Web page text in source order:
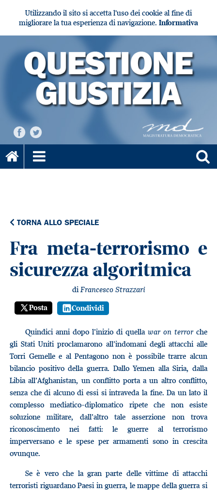
Utilizzando il sito si accetta l'uso dei cookie al fine di
migliorare la tua esperienza di navigazione. Informativa
TORNA ALLO SPECIALE
Fra meta-terrorismo e
sicurezza algoritmica
diFrancesco Strazzari
Posta Condividi
Quindici anni dopo l’inizio di quella war on terrorche
gli Stati Uniti proclamarono all’indomani degli attacchi alle
Torri Gemelle e al Pentagono non è possibile trarre alcun
bilancio positivo della guerra. Dallo Yemen alla Siria, dalla
Libia all’Afghanistan, un conflitto porta a un altro conflitto,
senza che di alcuno di essi si intraveda la fine. Da un lato il
complesso mediatico-diplomatico ripete che non esiste
soluzione militare, dall’altro tale asserzione non trova
riconoscimento nei fatti: le guerre al terrorismo
imperversano e le spese per armamenti sono in crescita
ovunque.
Se è vero che la gran parte delle vittime di attacchi
terroristi riguardano Paesi in guerra, le mappe della guerra si